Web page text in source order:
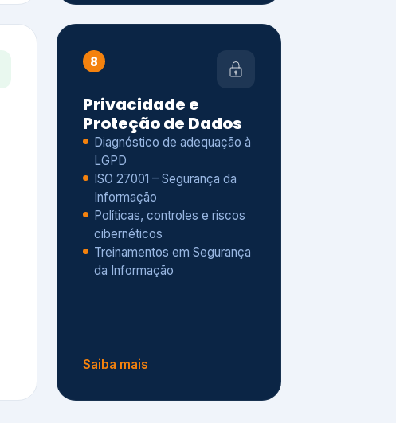
8
Privacidade e
Proteção de Dados
Diagnóstico de adequação à
LGPD
ISO 27001 – Segurança da
Informação
Políticas, controles e riscos
cibernéticos
Treinamentos em Segurança
da Informação
Saiba mais